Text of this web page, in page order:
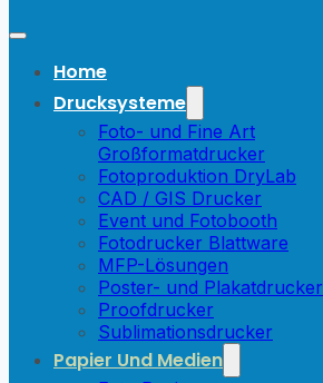
Home
Drucksysteme
Foto- und Fine Art
Großformatdrucker
Fotoproduktion DryLab
CAD / GIS Drucker
Event und Fotobooth
Fotodrucker Blattware
MFP-Lösungen
Poster- und Plakatdrucker
Proofdrucker
Sublimationsdrucker
Papier Und Medien